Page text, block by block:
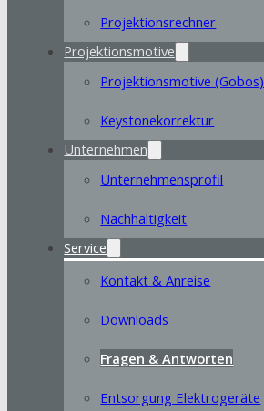
Projektionsrechner
Projektionsmotive
Projektionsmotive (Gobos)
Keystonekorrektur
Unternehmen
Unternehmensprofil
Nachhaltigkeit
Service
Kontakt & Anreise
Downloads
Fragen & Antworten
Entsorgung Elektrogeräte